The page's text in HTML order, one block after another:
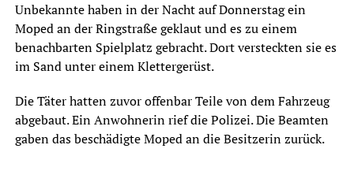
Unbekannte haben in der Nacht auf Donnerstag ein
Moped an der Ringstraße geklaut und es zu einem
benachbarten Spielplatz gebracht. Dort versteckten sie es
im Sand unter einem Klettergerüst.
Die Täter hatten zuvor offenbar Teile von dem Fahrzeug
abgebaut. Ein Anwohnerin rief die Polizei. Die Beamten
gaben das beschädigte Moped an die Besitzerin zurück.